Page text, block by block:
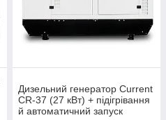
Дизельний генератор Current
CR-37 (27 кВт) + підігрівання
й автоматичний запуск